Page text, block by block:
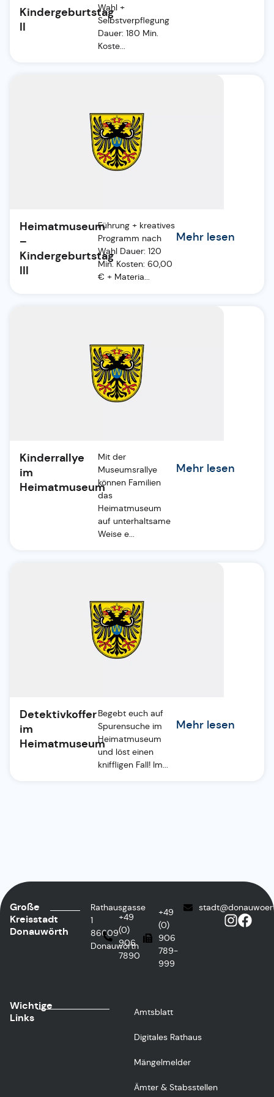
Kindergeburtstag
II
Wahl +
Selbstverpflegung
Dauer: 180 Min.
Koste...
Heimatmuseum
–
Kindergeburtstag
III
Führung + kreatives
Programm nach
Wahl Dauer: 120
Min. Kosten: 60,00
€ + Materia...
Mehr lesen
Kinderrallye
im
Heimatmuseum
Mit der
Museumsrallye
können Familien
das
Heimatmuseum
auf unterhaltsame
Weise e...
Mehr lesen
Detektivkoffer
im
Heimatmuseum
Begebt euch auf
Spurensuche im
Heimatmuseum
und löst einen
kniffligen Fall! Im...
Mehr lesen
Große
Kreisstadt
Donauwörth
Rathausgasse
1
86609
Donauwörth
+49
(0)
906
7890
+49
(0)
906
789-
999
Wichtige
Links
Amtsblatt
Digitales Rathaus
Mängelmelder
Ämter & Stabsstellen